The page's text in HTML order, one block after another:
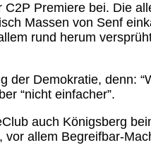
Premiere bei. Die
Massen von Senf
rund herum
Demokratie, denn:
“nicht einfacher”.
auch Königsberg
allem Begreifbar-